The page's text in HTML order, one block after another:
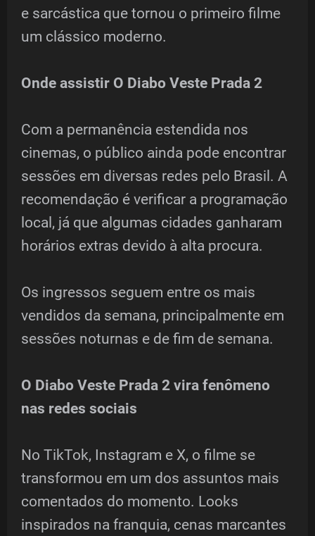
e sarcástica que tornou o primeiro filme
um clássico moderno.
Onde assistir O Diabo Veste Prada 2
Com a permanência estendida nos
cinemas, o público ainda pode encontrar
sessões em diversas redes pelo Brasil. A
recomendação é verificar a programação
local, já que algumas cidades ganharam
horários extras devido à alta procura.
Os ingressos seguem entre os mais
vendidos da semana, principalmente em
sessões noturnas e de fim de semana.
O Diabo Veste Prada 2 vira fenômeno
nas redes sociais
No TikTok, Instagram e X, o filme se
transformou em um dos assuntos mais
comentados do momento. Looks
inspirados na franquia, cenas marcantes